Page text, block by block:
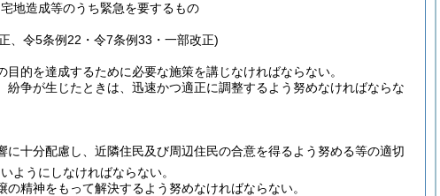
地造成等のうち緊急を要するもの
、令5条例22・令7条例33・一部改正)
的を達成するために必要な施策を講じなければならない。
争が生じたときは、迅速かつ適正に調整するよう努めなければならな
十分配慮し、近隣住民及び周辺住民の合意を得るよう努める等の適切
ようにしなければならない。
精神をもって解決するよう努めなければならない。